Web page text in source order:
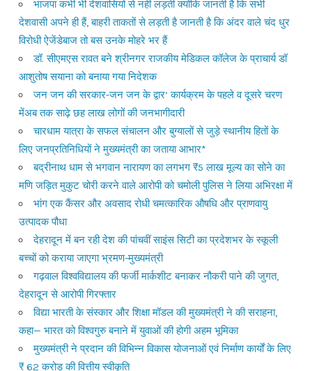
भाजपा कभी भी देशवासियों से नहीं लड़ती क्योंकि जानती है कि सभी
देशवासी अपने ही हैं, बाहरी ताकतों से लड़ती है जानती है कि अंदर वाले चंद धुर
विरोधी ऐजेंडेबाज तो बस उनके मोहरे भर हैं
डॉ. सीएमएस रावत बने श्रीनगर राजकीय मेडिकल कॉलेज के प्राचार्य डॉ
आशुतोष सयाना को बनाया गया निदेशक
जन जन की सरकार-जन जन के द्वार’ कार्यक्रम के पहले व दूसरे चरण
मेंअब तक साढ़े छह लाख लोगों की जनभागीदारी
चारधाम यात्रा के सफल संचालन और बुग्यालों से जुड़े स्थानीय हितों के
लिए जनप्रतिनिधियों ने मुख्यमंत्री का जताया आभार*
बद्रीनाथ धाम से भगवान नारायण का लगभग ₹5 लाख मूल्य का सोने का
मणि जड़ित मुकुट चोरी करने वाले आरोपी को चमोली पुलिस ने लिया अभिरक्षा में
भांग एक कैंसर और अवसाद रोधी चमत्कारिक औषधि और प्राणवायु
उत्पादक पौधा
देहरादून में बन रही देश की पांचवीं साइंस सिटी का प्रदेशभर के स्कूली
बच्चों को कराया जाएगा भ्रमण-मुख्यमंत्री
गढ़वाल विश्वविद्यालय की फर्जी मार्कशीट बनाकर नौकरी पाने की जुगत,
देहरादून से आरोपी गिरफ्तार
विद्या भारती के संस्कार और शिक्षा मॉडल की मुख्यमंत्री ने की सराहना,
कहा— भारत को विश्वगुरु बनाने में युवाओं की होगी अहम भूमिका
मुख्यमंत्री ने प्रदान की विभिन्न विकास योजनाओं एवं निर्माण कार्यों के लिए
₹ 62 करोड़ की वित्तीय स्वीकृति